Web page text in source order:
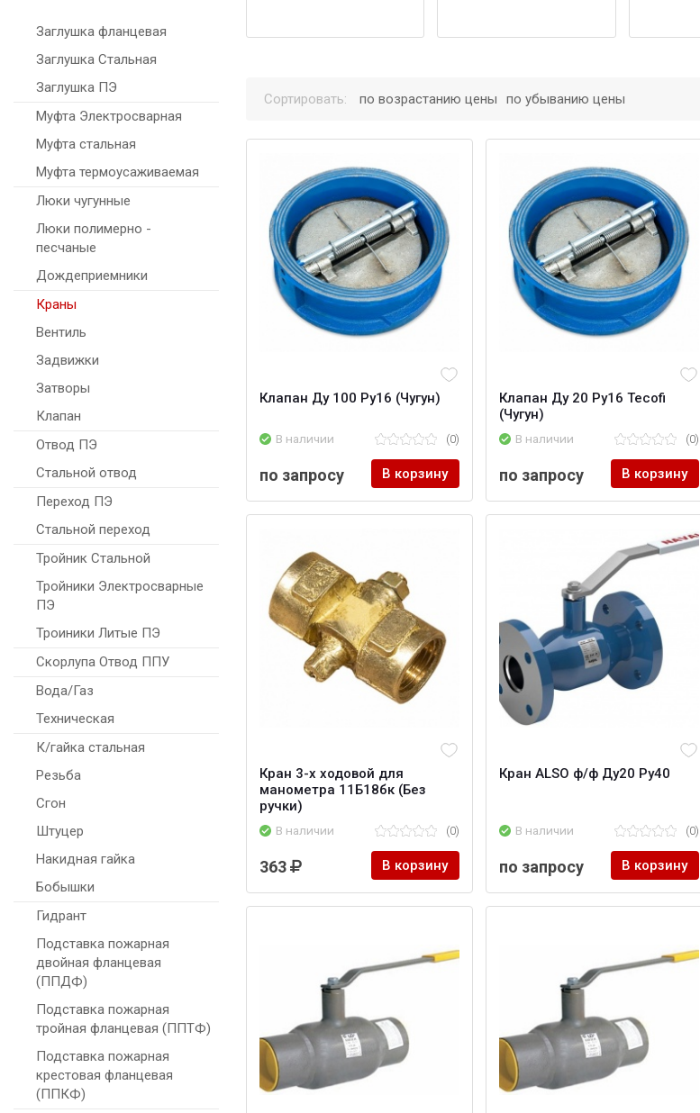
Заглушка фланцевая
Заглушка Стальная
Заглушка ПЭ
Муфта Электросварная
Муфта стальная
Муфта термоусаживаемая
Люки чугунные
Люки полимерно -
песчаные
Дождеприемники
Краны
Вентиль
Задвижки
Затворы
Клапан
Отвод ПЭ
Стальной отвод
Переход ПЭ
Стальной переход
Тройник Стальной
Тройники Электросварные
ПЭ
Троиники Литые ПЭ
Скорлупа Отвод ППУ
Вода/Газ
Техническая
К/гайка стальная
Резьба
Сгон
Штуцер
Накидная гайка
Бобышки
Гидрант
Подставка пожарная
двойная фланцевая
(ППДФ)
Подставка пожарная
тройная фланцевая (ППТФ)
Подставка пожарная
крестовая фланцевая
(ППКФ)
Сортировать: по возрастанию цены по убыванию цены
Клапан Ду 100 Ру16 (Чугун)
В наличии (0)
по запросу В корзину
Клапан Ду 20 Ру16 Tecofi
(Чугун)
В наличии (0)
по запросу В корзину
Кран 3-х ходовой для
манометра 11Б18бк (Без
ручки)
В наличии (0)
363 В корзину
Кран ALSO ф/ф Ду20 Ру40
В наличии (0)
по запросу В корзину